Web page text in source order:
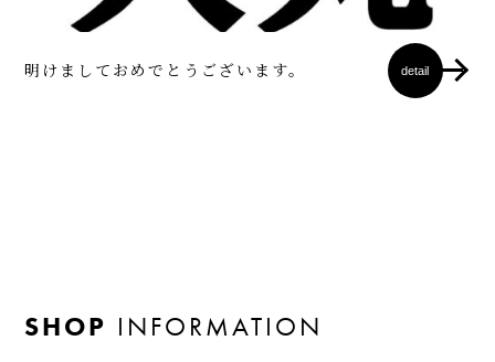
明けましておめでとうございます。 detail
SHOP INFORMATION